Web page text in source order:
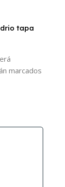
tapa
marcados